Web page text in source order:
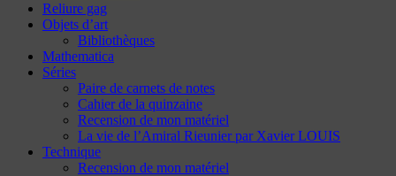
Reliure gag
Objets d’art
Bibliothèques
Mathematica
Séries
Paire de carnets de notes
Cahier de la quinzaine
Recension de mon matériel
La vie de l’Amiral Rieunier par Xavier LOUIS
Technique
Recension de mon matériel